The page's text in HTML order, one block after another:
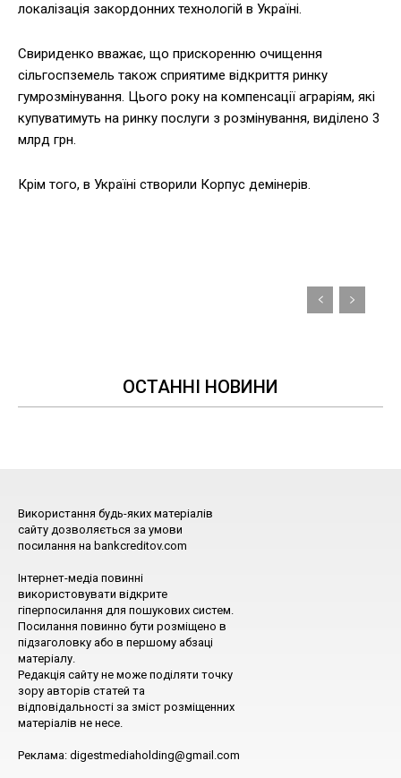
локалізація закордонних технологій в Україні.
Свириденко вважає, що прискоренню очищення
сільгоспземель також сприятиме відкриття ринку
гумрозмінування. Цього року на компенсації аграріям, які
купуватимуть на ринку послуги з розмінування, виділено 3
млрд грн.
Крім того, в Україні створили Корпус демінерів.
ОСТАННІ НОВИНИ
Використання будь-яких матеріалів
сайту дозволяється за умови
посилання на bankcreditov.com
Інтернет-медіа повинні
використовувати відкрите
гіперпосилання для пошукових систем.
Посилання повинно бути розміщено в
підзаголовку або в першому абзаці
матеріалу.
Редакція сайту не може поділяти точку
зору авторів статей та
відповідальності за зміст розміщенних
матеріалів не несе.
Реклама: digestmediaholding@gmail.com